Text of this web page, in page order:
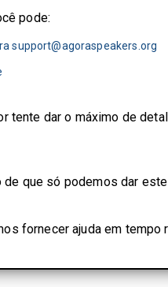
pode:
support@agoraspeakers.org
tente dar o máximo de
de que só podemos dar
fornecer ajuda em